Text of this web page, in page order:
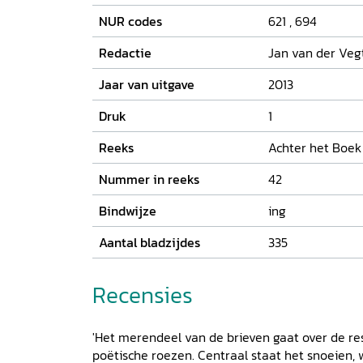
NUR codes
621 ,694
Redactie
Jan van der
Jaar van uitgave
2013
Druk
1
Reeks
Achter het Boek
Nummer in reeks
42
Bindwijze
ing
Aantal bladzijdes
335
Recensies
'Het merendeel van de brieven gaat over de
poëtische roezen. Centraal staat het snoeien,